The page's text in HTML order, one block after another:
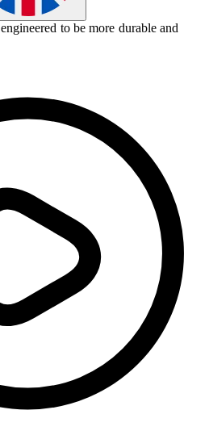
engineered to be more durable and